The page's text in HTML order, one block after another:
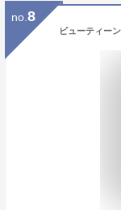
no. 8